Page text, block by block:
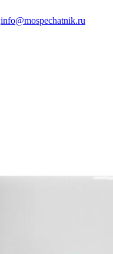
info@mospechatnik.ru